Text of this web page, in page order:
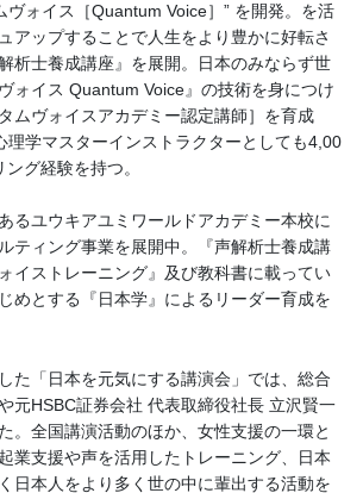
ヴォイス［Quantum Voice］” を開発。を活
アップすることで人生をより豊かに好転さ
析士養成講座』を展開。日本のみならず世
ォイス Quantum Voice』の技術を身につけ
ムヴォイスアカデミー認定講師］を育成
理学マスターインストラクターとしても4,00
グ経験を持つ。
るユウキアユミワールドアカデミー本校に
ティング事業を展開中。『声解析士養成講
イストレーニング』及び教科書に載ってい
めとする『日本学』によるリーダー育成を
た「日本を元気にする講演会」では、総合
元HSBC証券会社 代表取締役社長 立沢賢一
。全国講演活動のほか、女性支援の一環と
業支援や声を活用したトレーニング、日本
日本人をより多く世の中に輩出する活動を